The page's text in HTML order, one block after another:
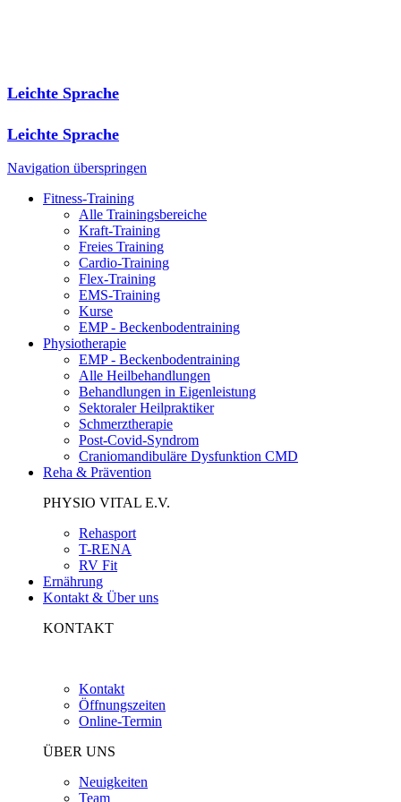
Leichte Sprache
Alle Trainingsbereiche
Freies Training
Cardio-Training
Flex-Training
EMS-Training
Kurse
EMP - Beckenbodentraining
Physiotherapie
EMP - Beckenbodentraining
Alle Heilbehandlungen
Behandlungen in Eigenleistung
Sektoraler Heilpraktiker
Schmerztherapie
Post-Covid-Syndrom
Craniomandibuläre Dysfunktion CMD
Reha & Prävention
PHYSIO VITAL E.V.
T-RENA
Ernährung
Kontakt & Über uns
KONTAKT
ÜBER UNS
Team
Philosophie
Jobangebote